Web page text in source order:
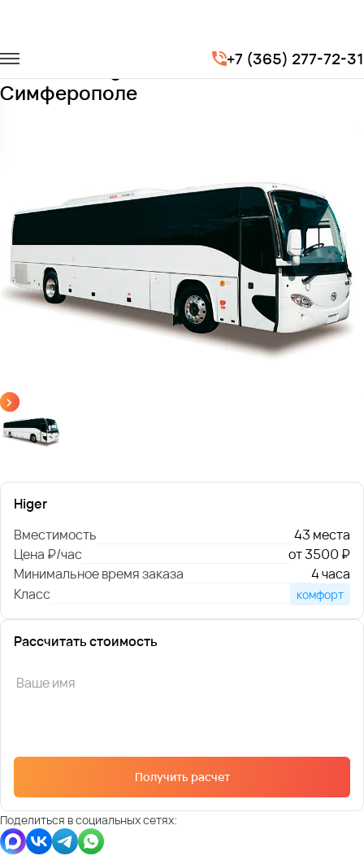
+7 (365) 277-72-31
Higer
Заказать Higer с водителем в
Симферополе
Higer
Вместимость
43 места
Цена ₽/час
от 3500 ₽
Минимальное время заказа
4 часа
Класс
комфорт
Рассчитать стоимость
Получить расчет
Поделиться в социальных сетях: